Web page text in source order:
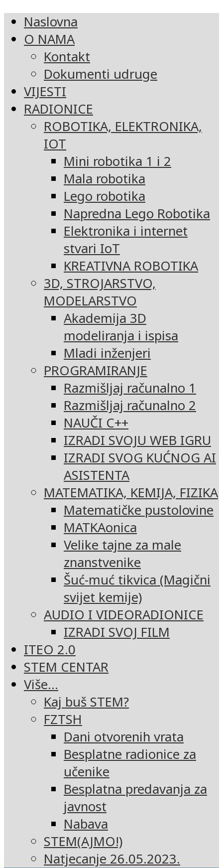
Naslovna
O NAMA
Kontakt
Dokumenti udruge
VIJESTI
RADIONICE
ROBOTIKA, ELEKTRONIKA,
IOT
Mini robotika 1 i 2
Mala robotika
Lego robotika
Napredna Lego Robotika
Elektronika i internet
stvari IoT
KREATIVNA ROBOTIKA
3D, STROJARSTVO,
MODELARSTVO
Akademija 3D
modeliranja i ispisa
Mladi inženjeri
PROGRAMIRANJE
Razmišljaj računalno 1
Razmišljaj računalno 2
NAUČI C++
IZRADI SVOJU WEB IGRU
IZRADI SVOG KUĆNOG AI
ASISTENTA
MATEMATIKA, KEMIJA, FIZIKA
Matematičke pustolovine
MATKAonica
Velike tajne za male
znanstvenike
Šuć-muć tikvica (Magični
svijet kemije)
AUDIO I VIDEORADIONICE
IZRADI SVOJ FILM
ITEO 2.0
STEM CENTAR
Više…
Kaj buš STEM?
FZTSH
Dani otvorenih vrata
Besplatne radionice za
učenike
Besplatna predavanja za
javnost
Nabava
STEM(AJMO!)
Natjecanje 26.05.2023.